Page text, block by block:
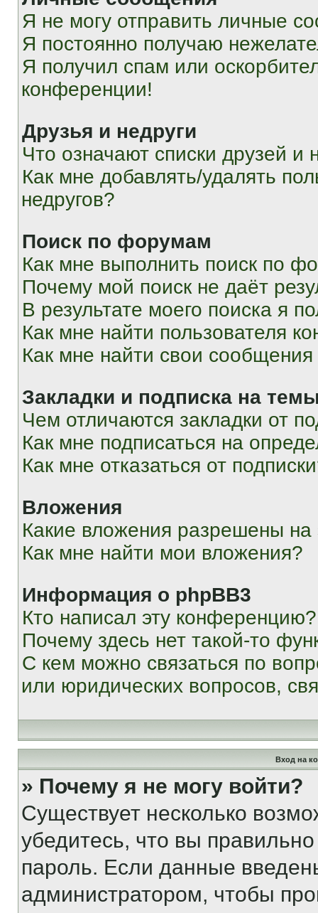
Я не могу отправить личные
Я постоянно получаю
Я получил спам или
конференции!
Друзья и недруги
Что означают списки друзей и
Как мне добавлять/удалять
недругов?
Поиск по форумам
Как мне выполнить поиск по
Почему мой поиск не даёт
В результате моего поиска я
Как мне найти пользователя
Как мне найти свои
Закладки и подписка на
Чем отличаются закладки от
Как мне подписаться на
Как мне отказаться от
Вложения
Какие вложения разрешены
Как мне найти мои вложения?
Информация о phpBB3
Кто написал эту конференцию?
Почему здесь нет такой-то
С кем можно связаться по
или юридических вопросов,
Вход на
» Почему я не могу войти?
Существует несколько
убедитесь, что вы
пароль. Если данные
администратором, чтобы